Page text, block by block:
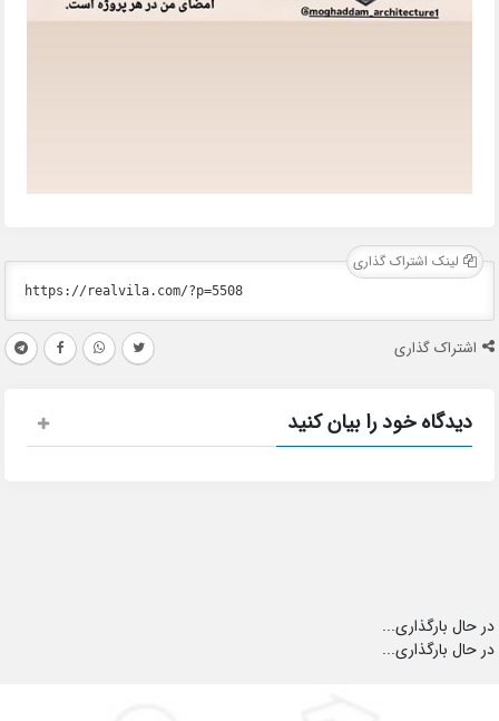
لینک اشتراک گذاری
اشتراک گذاری
دیدگاه خود را بیان کنید
در حال بارگذاری...
در حال بارگذاری...